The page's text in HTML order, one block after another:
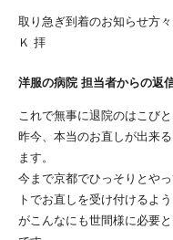
取り急ぎ到着のお知らせ方々
Ｋ 拝
洋服の病院 担当者からの返
これで無事に退院のはこびと
昨今、本当のお直しが出来
ます。
今まで京都でひっそりとや
トでお直しを受け付けるよ
がこんなにも世間様に必要